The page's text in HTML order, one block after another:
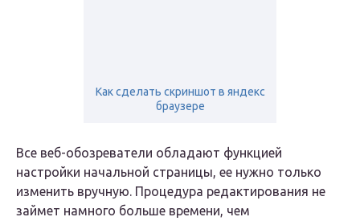
Как сделать скриншот в яндекс
браузере
Все веб-обозреватели обладают функцией
настройки начальной страницы, ее нужно только
изменить вручную. Процедура редактирования не
займет намного больше времени, чем